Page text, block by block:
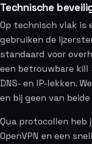
Technische
Op technisch vlak is
gebruiken de
standaard voor
een betrouwbare kill
DNS- en IP-lekken.
en bij geen van
Qua protocollen heb
OpenVPN en een